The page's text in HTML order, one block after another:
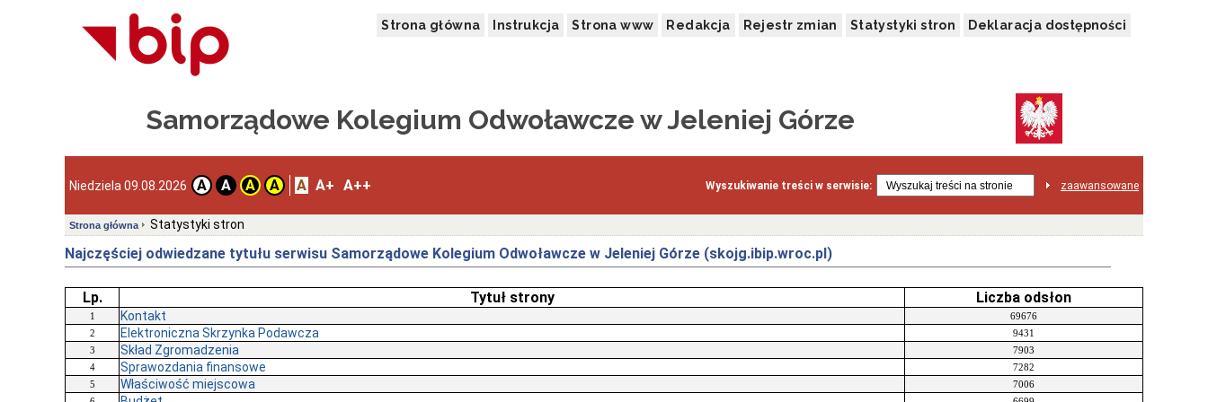
Strona główna Instrukcja Strona www Redakcja Rejestr zmian Statystyki stron Deklaracja dostępności
Samorządowe Kolegium Odwoławcze w Jeleniej Górze
Niedziela 09.08.2026 A A A A A A+ A++ Wyszukiwanie treści w serwisie: zaawansowane
Strona główna Statystyki stron
Najczęściej odwiedzane tytułu serwisu Samorządowe Kolegium Odwoławcze w Jeleniej Górze (skojg.ibip.wroc.pl)
Lp. Tytuł strony Liczba odsłon
1 Kontakt
69676
2
Elektroniczna Skrzynka Podawcza
9431
3
Skład Zgromadzenia
7903
4
Sprawozdania finansowe
7282
5
Właściwość miejscowa
7006